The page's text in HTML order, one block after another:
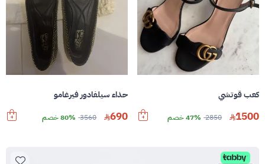
كعب قوتشي
1500
2850 47% خصم
حذاء سيلفادور فيرغامو
690
3560 80% خصم